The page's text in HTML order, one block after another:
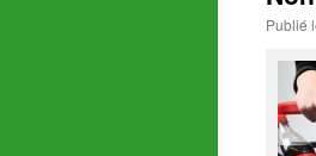
Publié